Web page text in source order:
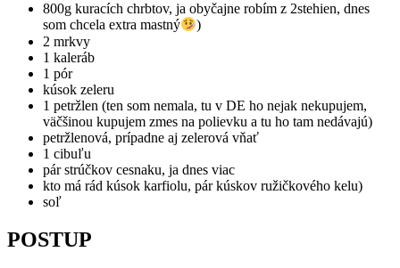
800g kuracích chrbtov, ja obyčajne robím z 2stehien, dnes
som chcela extra mastný
)
2 mrkvy
1 kaleráb
1 pór
kúsok zeleru
1 petržlen (ten som nemala, tu v DE ho nejak nekupujem,
väčšinou kupujem zmes na polievku a tu ho tam nedávajú)
petržlenová, prípadne aj zelerová vňať
1 cibuľu
pár strúčkov cesnaku, ja dnes viac
kto má rád kúsok karfiolu, pár kúskov ružičkového kelu)
soľ
POSTUP